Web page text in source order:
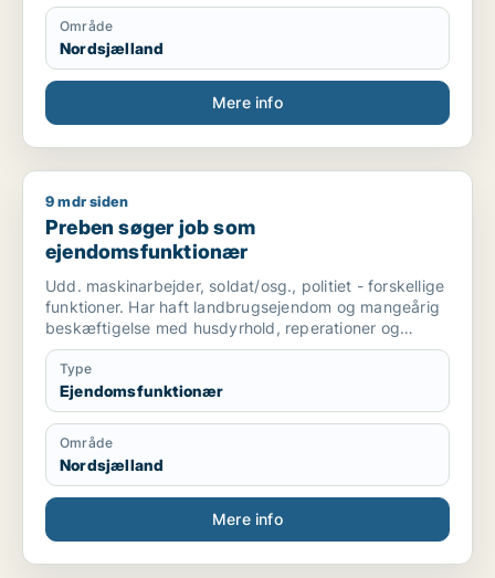
Område
Nordsjælland
Mere info
Preben søger job som ejendomsfunktionær
9 mdr siden
Preben søger job som
ejendomsfunktionær
Udd. maskinarbejder, soldat/osg., politiet - forskellige
funktioner. Har haft landbrugsejendom og mangeårig
beskæftigelse med husdyrhold, reperationer og
vedligehold af bygninger og maskiner.
Type
Ejendomsfunktionær
Område
Nordsjælland
Mere info